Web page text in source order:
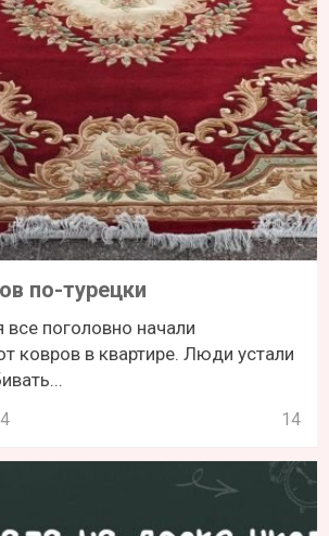
по-турецки
поголовно начали
ковров в квартире. Люди устали
14